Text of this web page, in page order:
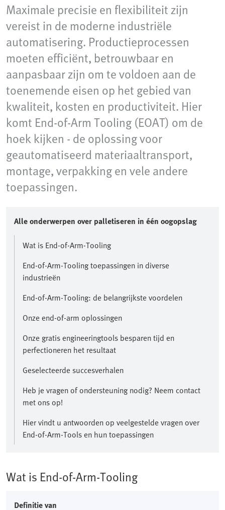
Maximale precisie en flexibiliteit zijn
vereist in de moderne industriële
automatisering. Productieprocessen
moeten efficiënt, betrouwbaar en
aanpasbaar zijn om te voldoen aan de
toenemende eisen op het gebied van
kwaliteit, kosten en productiviteit. Hier
komt End-of-Arm Tooling (EOAT) om de
hoek kijken - de oplossing voor
geautomatiseerd materiaaltransport,
montage, verpakking en vele andere
toepassingen.​
Alle onderwerpen over palletiseren in één oogopslag​
Wat is End-of-Arm-Tooling
End-of-Arm-Tooling toepassingen in diverse
industrieën
End-of-Arm-Tooling: de belangrijkste voordelen
Onze end-of-arm oplossingen
Onze gratis engineeringtools besparen tijd en
perfectioneren het resultaat​
Geselecteerde succesverhalen
​Heb je vragen of ondersteuning nodig? Neem contact
met ons op!​
Hier vindt u antwoorden op veelgestelde vragen over
End-of-Arm-Tools en hun toepassingen
Wat is End-of-Arm-Tooling
Definitie van